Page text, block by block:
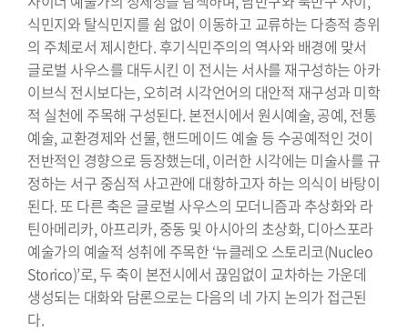
식민지와 탈식민지를 쉼 없이 이동하고 교류하는 다층적 층위
의 주체로서 제시한다. 후기식민주의의 역사와 배경에 맞서
글로벌 사우스를 대두시킨 이 전시는 서사를 재구성하는 아카
이브식 전시보다는, 오히려 시각언어의 대안적 재구성과 미학
적 실천에 주목해 구성된다. 본전시에서 원시예술, 공예, 전통
예술, 교환경제와 선물, 핸드메이드 예술 등 수공예적인 것이
전반적인 경향으로 등장했는데, 이러한 시각에는 미술사를 규
정하는 서구 중심적 사고관에 대항하고자 하는 의식이 바탕이
된다. 또 다른 축은 글로벌 사우스의 모더니즘과 추상화와 라
틴아메리카, 아프리카, 중동 및 아시아의 초상화, 디아스포라
예술가의 예술적 성취에 주목한 ‘뉴클레오 스토리코(Nucleo
Storico)’로, 두 축이 본전시에서 끊임없이 교차하는 가운데
생성되는 대화와 담론으로는 다음의 네 가지 논의가 접근된
다.